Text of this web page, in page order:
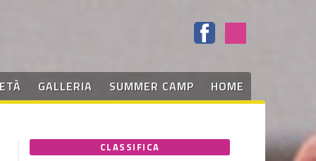
GALLERIA SUMMER CAMP HOME
CLASSIFICA